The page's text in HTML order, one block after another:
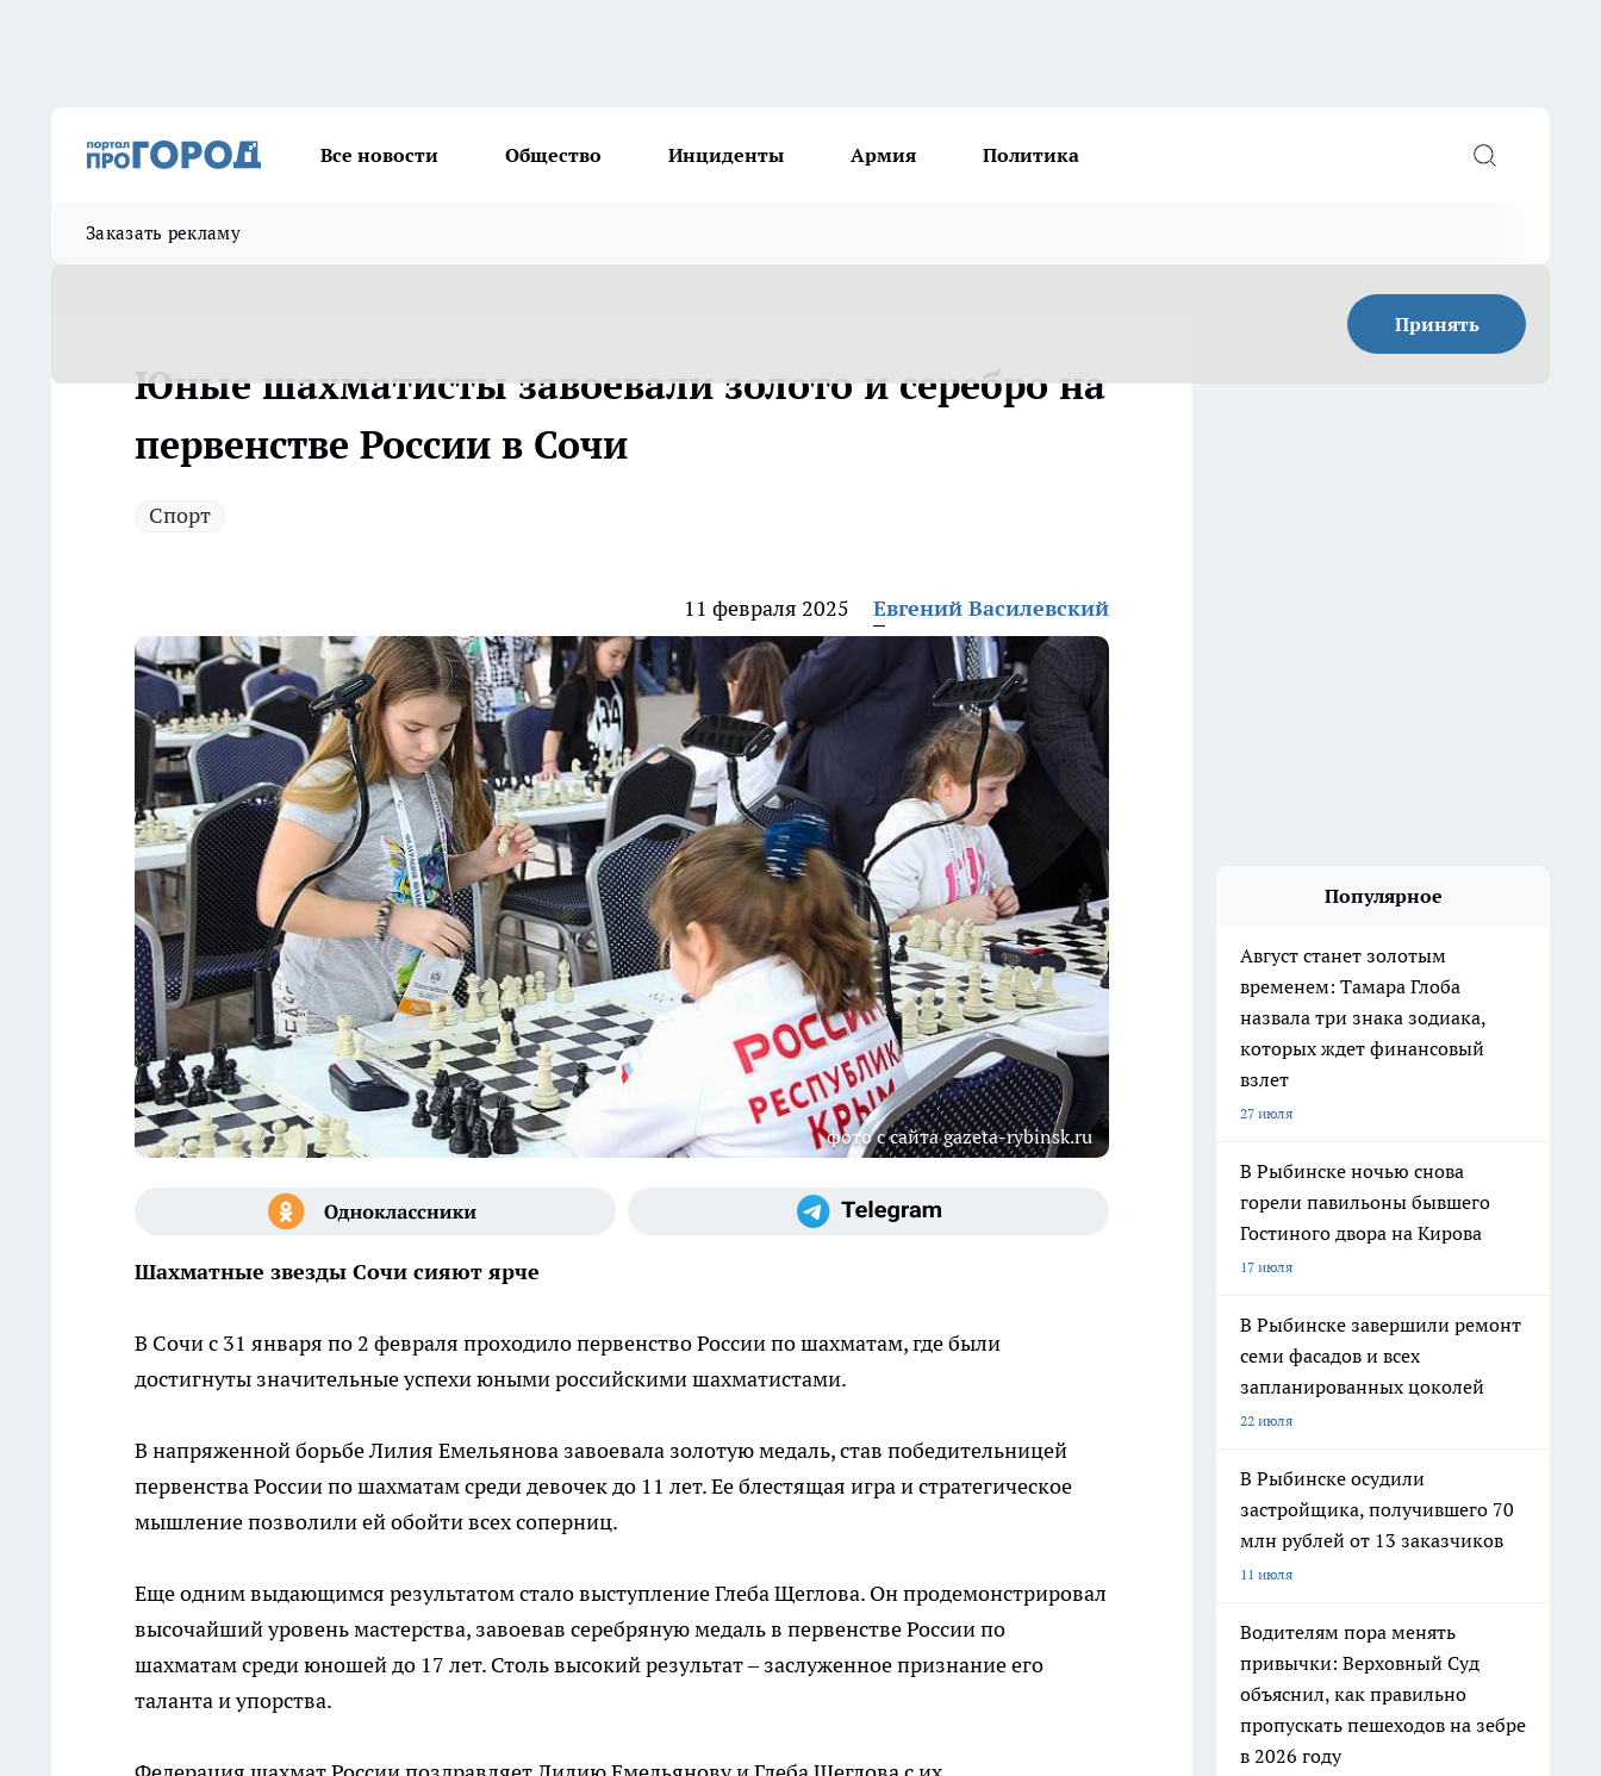
Все новости Общество Инциденты Армия Политика
Заказать рекламу
Принять
Юные шахматисты завоевали золото и серебро на
первенстве России в Сочи
Спорт
11 февраля 2025 Евгений Василевский
фото с сайта gazeta-rybinsk.ru
Шахматные звезды Сочи сияют ярче
В Сочи с 31 января по 2 февраля проходило первенство России по шахматам, где были
достигнуты значительные успехи юными российскими шахматистами.
В напряженной борьбе Лилия Емельянова завоевала золотую медаль, став победительницей
первенства России по шахматам среди девочек до 11 лет. Ее блестящая игра и стратегическое
мышление позволили ей обойти всех соперниц.
Еще одним выдающимся результатом стало выступление Глеба Щеглова. Он продемонстрировал
высочайший уровень мастерства, завоевав серебряную медаль в первенстве России по
шахматам среди юношей до 17 лет. Столь высокий результат – заслуженное признание его
таланта и упорства.
Популярное
Август станет золотым
временем: Тамара Глоба
назвала три знака зодиака,
которых ждет финансовый
взлет
27 июля
В Рыбинске ночью снова
горели павильоны бывшего
Гостиного двора на Кирова
17 июля
В Рыбинске завершили ремонт
семи фасадов и всех
запланированных цоколей
22 июля
В Рыбинске осудили
застройщика, получившего 70
млн рублей от 13 заказчиков
11 июля
Водителям пора менять
привычки: Верховный Суд
объяснил, как правильно
пропускать пешеходов на зебре
в 2026 году